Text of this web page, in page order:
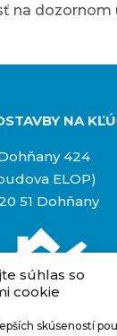
súhlas so
cookie
skúseností
na dozornom
NA
424
ELOP)
51 Dohňany
kontakt